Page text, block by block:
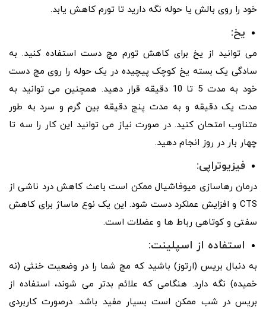
خود را روی بالش یا حوله نگه دارید تا تورم کاهش یابد.
یخ:
می توانید از یخ برای کاهش تورم مچ دست استفاده کنید. به
سادگی یک بسته یخ کوچک پیچیده در یک حوله را روی مچ دست
خود به مدت 5 تا 10 دقیقه قرار دهید. همچنین می توانید به
مدت یک دقیقه و به مدت پنج دقیقه بین گرم و سرد به طور
متناوب امتحان کنید. در صورت نیاز می توانید این کار را سه تا
چهار بار در روز انجام دهید.
فیزیوتراپی:
درمان رهاسازی میوفاشیال ممکن است باعث کاهش درد ناشی از
CTS و افزایش عملکرد دست شود. این یک نوع ماساژ برای کاهش
سفتی و کوتاهی رباط ها و عضلات است.
استفاده از اسپلینت:
به دنبال بریس (ارتوز) باشید که مچ شما را در وضعیت خنثی (نه
خمیده) نگه دارد. هنگامی که علائم بدتر می شوند، استفاده از
بریس در شب ممکن است بسیار مفید باشد. درصورت کاربردی